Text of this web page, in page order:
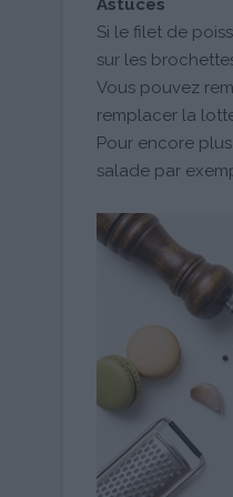
Astuces
Si le filet de
sur les
Vous pouvez
remplacer la
Pour encore
salade par